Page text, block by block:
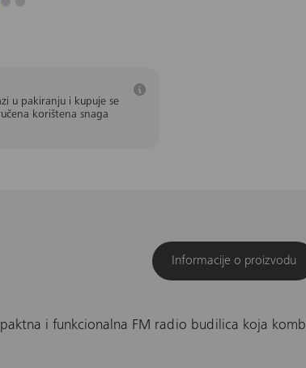
u pakiranju i kupuje se
korištena snaga
Informacije o proizvodu
i funkcionalna FM radio budilica koja